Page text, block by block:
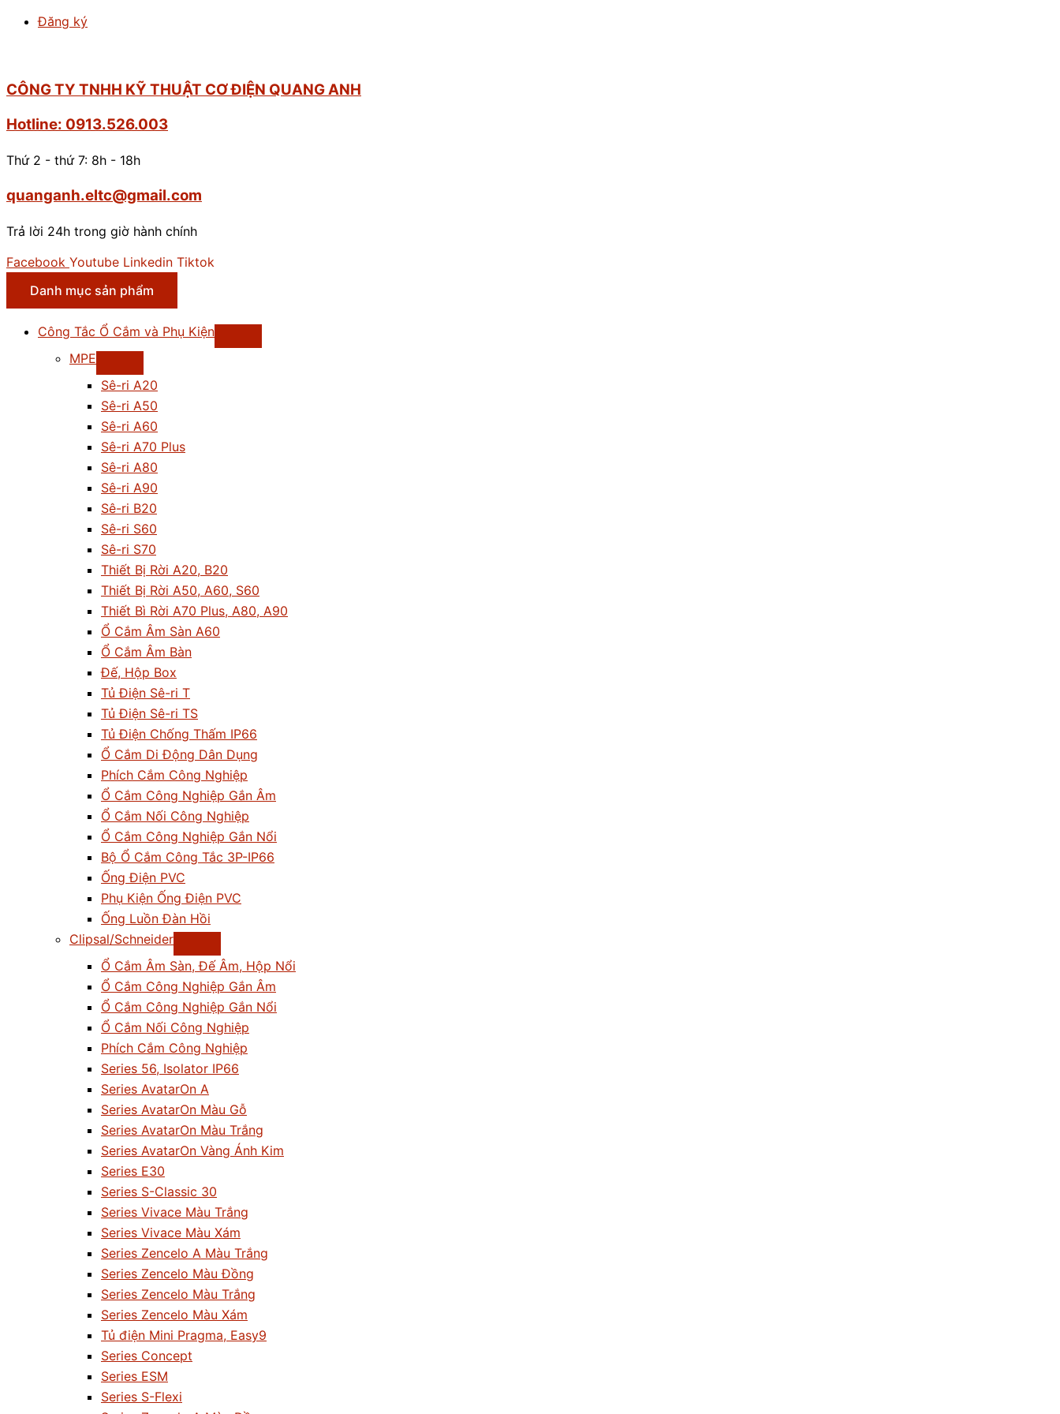
Đăng ký
CÔNG TY TNHH KỸ THUẬT CƠ ĐIỆN QUANG ANH
Hotline: 0913.526.003
Thứ 2 - thứ 7: 8h - 18h
quanganh.eltc@gmail.com
Trả lời 24h trong giờ hành chính
Facebook Youtube Linkedin Tiktok
Danh mục sản phẩm
Công Tắc Ổ Cắm và Phụ Kiện
MPE
Sê-ri A20
Sê-ri A50
Sê-ri A60
Sê-ri A70 Plus
Sê-ri A80
Sê-ri A90
Sê-ri B20
Sê-ri S60
Sê-ri S70
Thiết Bị Rời A20, B20
Thiết Bị Rời A50, A60, S60
Thiết Bì Rời A70 Plus, A80, A90
Ổ Cắm Âm Sàn A60
Ổ Cắm Âm Bàn
Đế, Hộp Box
Tủ Điện Sê-ri T
Tủ Điện Sê-ri TS
Tủ Điện Chống Thấm IP66
Ổ Cắm Di Động Dân Dụng
Phích Cắm Công Nghiệp
Ổ Cắm Công Nghiệp Gắn Âm
Ổ Cắm Nối Công Nghiệp
Ổ Cắm Công Nghiệp Gắn Nổi
Bộ Ổ Cắm Công Tắc 3P-IP66
Ống Điện PVC
Phụ Kiện Ống Điện PVC
Ống Luồn Đàn Hồi
Clipsal/Schneider
Ổ Cắm Âm Sàn, Đế Âm, Hộp Nổi
Ổ Cắm Công Nghiệp Gắn Âm
Ổ Cắm Công Nghiệp Gắn Nổi
Ổ Cắm Nối Công Nghiệp
Phích Cắm Công Nghiệp
Series 56, Isolator IP66
Series AvatarOn A
Series AvatarOn Màu Gỗ
Series AvatarOn Màu Trắng
Series AvatarOn Vàng Ánh Kim
Series E30
Series S-Classic 30
Series Vivace Màu Trắng
Series Vivace Màu Xám
Series Zencelo A Màu Trắng
Series Zencelo Màu Đồng
Series Zencelo Màu Trắng
Series Zencelo Màu Xám
Tủ điện Mini Pragma, Easy9
Series Concept
Series ESM
Series S-Flexi